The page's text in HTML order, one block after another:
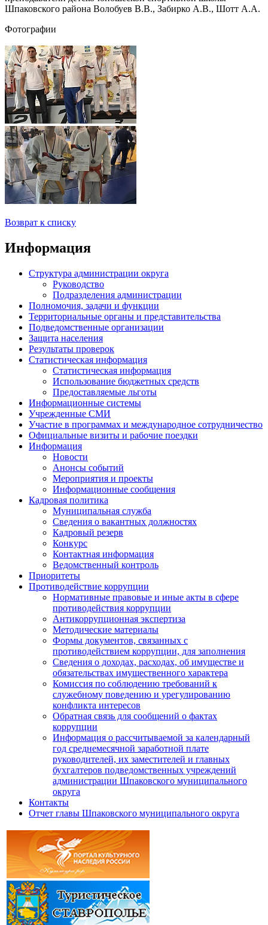
Шпаковского района Волобуев В.В., Забирко А.В., Шотт А.А.
Фотографии
Возврат к списку
Информация
Структура администрации округа
Руководство
Подразделения администрации
Полномочия, задачи и функции
Территориальные органы и представительства
Подведомственные организации
Защита населения
Результаты проверок
Статистическая информация
Статистическая информация
Использование бюджетных средств
Предоставляемые льготы
Информационные системы
Учрежденные СМИ
Участие в программах и международное сотрудничество
Официальные визиты и рабочие поездки
Информация
Новости
Анонсы событий
Мероприятия и проекты
Информационные сообщения
Кадровая политика
Муниципальная служба
Сведения о вакантных должностях
Кадровый резерв
Конкурс
Контактная информация
Ведомственный контроль
Приоритеты
Противодействие коррупции
Нормативные правовые и иные акты в сфере
противодействия коррупции
Антикоррупционная экспертиза
Методические материалы
Формы документов, связанных с
противодействием коррупции, для заполнения
Сведения о доходах, расходах, об имуществе и
обязательствах имущественного характера
Комиссия по соблюдению требований к
служебному поведению и урегулированию
конфликта интересов
Обратная связь для сообщений о фактах
коррупции
Информация о рассчитываемой за календарный
год среднемесячной заработной плате
руководителей, их заместителей и главных
бухгалтеров подведомственных учреждений
администрации Шпаковского муниципального
округа
Контакты
Отчет главы Шпаковского муниципального округа